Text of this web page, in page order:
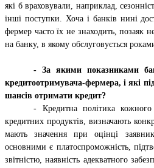
які б враховували, наприклад,
інші поступки. Хоча і банків нині
фермер часто їх не знаходить, позаяк
на банку, в якому обслуговується
- За якими показниками
кредитоотримувача-фермера, і які
шансів отримати кредит?
- Кредитна політика
кредитних продуктів, визначають
мають значення при оцінці
основними є платоспроможність,
звітністю, наявність адекватного